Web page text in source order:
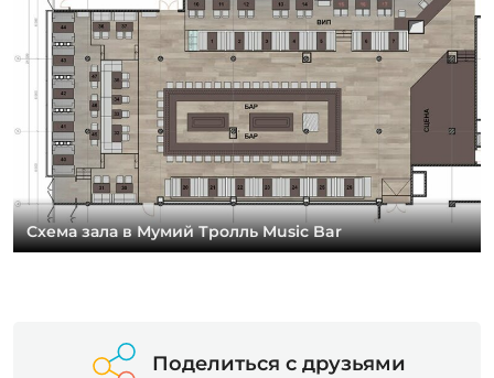
Схема зала в Мумий Тролль Music Bar
Поделиться с друзьями